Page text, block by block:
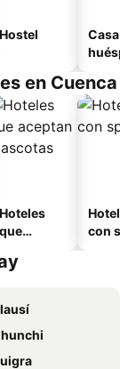
Hostel
en Cuenca
Hoteles
que
mascotas
con